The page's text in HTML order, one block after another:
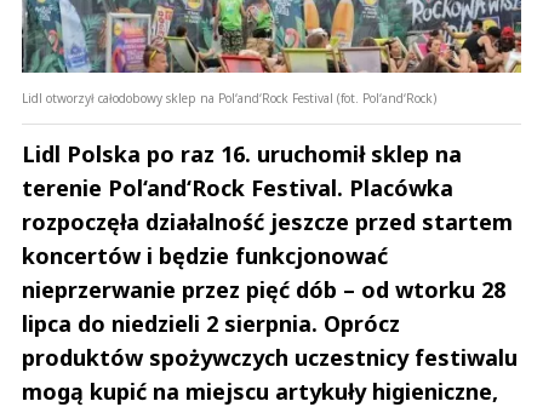
Lidl otworzył całodobowy sklep na Pol‘and‘Rock Festival (fot. Pol‘and‘Rock)
Lidl Polska po raz 16. uruchomił sklep na
terenie Pol‘and‘Rock Festival. Placówka
rozpoczęła działalność jeszcze przed startem
koncertów i będzie funkcjonować
nieprzerwanie przez pięć dób – od wtorku 28
lipca do niedzieli 2 sierpnia. Oprócz
produktów spożywczych uczestnicy festiwalu
mogą kupić na miejscu artykuły higieniczne,